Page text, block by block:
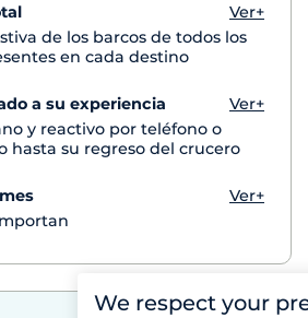
Ver+
de los barcos de todos los
en cada destino
a su experiencia
Ver+
y reactivo por teléfono o
hasta su regreso del crucero
Ver+
We respect your